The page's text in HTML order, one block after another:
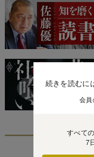
続きを読むに
会員
すべて
7
あ